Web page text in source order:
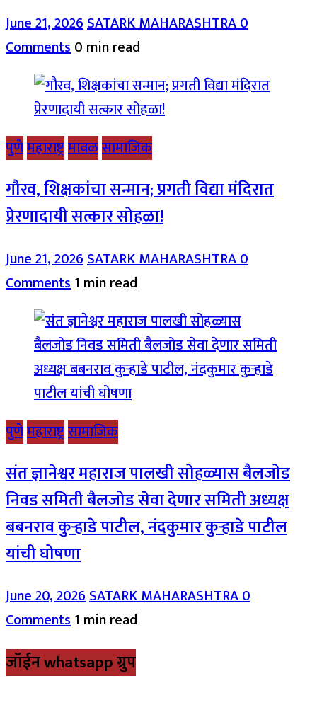
June 21, 2026SATARK MAHARASHTRA0
Comments0 min read
पुणेमहाराष्ट्रमावळसामाजिक
गौरव, शिक्षकांचा सन्मान; प्रगती विद्या मंदिरात
प्रेरणादायी सत्कार सोहळा!
June 21, 2026SATARK MAHARASHTRA0
Comments1 min read
पुणेमहाराष्ट्रसामाजिक
संत ज्ञानेश्वर महाराज पालखी सोहळ्यास बैलजोड
निवड समिती बैलजोड सेवा देणार समिती अध्यक्ष
बबनराव कुऱ्हाडे पाटील, नंदकुमार कुऱ्हाडे पाटील
यांची घोषणा
June 20, 2026SATARK MAHARASHTRA0
Comments1 min read
जॉईन whatsapp ग्रुप